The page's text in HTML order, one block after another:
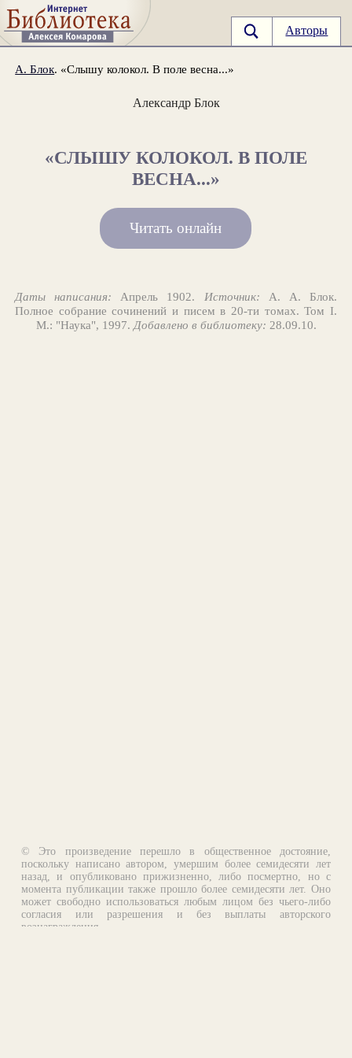
Авторы
А. Блок. «Слышу колокол. В поле весна...»
Александр Блок
«СЛЫШУ КОЛОКОЛ. В ПОЛЕ
ВЕСНА...»
Читать онлайн
Даты написания: Апрель 1902. Источник: А. А. Блок.
Полное собрание сочинений и писем в 20-ти томах. Том I.
М.: "Наука", 1997.Добавлено в библиотеку: 28.09.10.
© Это произведение перешло в общественное достояние,
поскольку написано автором, умершим более семидесяти лет
назад, и опубликовано прижизненно, либо посмертно, но с
момента публикации также прошло более семидесяти лет. Оно
может свободно использоваться любым лицом без чьего-либо
согласия или разрешения и без выплаты авторского
вознаграждения.